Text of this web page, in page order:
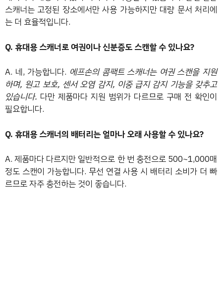
스캐너는 고정된 장소에서만 사용 가능하지만 대량 문서 처리에
는 더 효율적입니다.
Q. 휴대용 스캐너로 여권이나 신분증도 스캔할 수 있나요?
A. 네, 가능합니다. 에프손의 콤팩트 스캐너는 여권 스캔을 지원
하며, 원고 보호, 센서 오염 감지, 이중 급지 감지 기능을 갖추고
있습니다. 다만 제품마다 지원 범위가 다르므로 구매 전 확인이
필요합니다.
Q. 휴대용 스캐너의 배터리는 얼마나 오래 사용할 수 있나요?
A. 제품마다 다르지만 일반적으로 한 번 충전으로 500~1,000매
정도 스캔이 가능합니다. 무선 연결 사용 시 배터리 소비가 더 빠
르므로 자주 충전하는 것이 좋습니다.